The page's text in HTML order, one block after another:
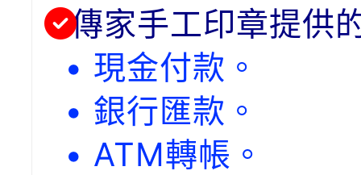
傳家手工印章提供
• 現金付款。
• 銀行匯款。
• ATM轉帳。